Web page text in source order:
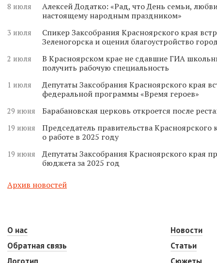
8 июля
Алексей Додатко: «Рад, что День семьи,
настоящему народным праздником»
3 июля
Спикер Заксобрания Красноярского края
Зеленогорска и оценил благоустройство
2 июля
В Красноярском крае не сдавшие ГИА
получить рабочую специальность
1 июля
Депутаты Заксобрания Красноярского края
федеральной программы «Время героев»
29 июня Барабановская церковь откроется после
19 июня
Председатель правительства Красноярского
о работе в 2025 году
19 июня
Депутаты Заксобрания Красноярского края
бюджета за 2025 год
Архив новостей
О нас
Обратная связь
Новости
Статьи